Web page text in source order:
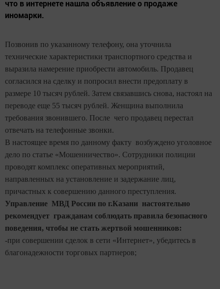
что в интернете нашла объявление о продаже
иномарки.
Позвонив по указанному телефону, она уточнила
технические характеристики транспортного средства и
выразила намерение приобрести автомобиль. Продавец
согласился на сделку и попросил внести предоплату в
размере 10 тысяч рублей. Затем связавшись снова, настоял на
переводе еще 55 тысяч рублей. Женщина выполнила
требования звонившего. После чего продавец перестал
отвечать на телефонные звонки.
В настоящее время по данному факту возбуждено уголовное
дело по статье «Мошенничество». Сотрудники полиции
проводят комплекс оперативных мероприятий,
направленных на установление и задержание лиц,
причастных к совершению данного преступления.
Управление МВД России по г.Казани настоятельно
рекомендует гражданам соблюдать правила безопасного
поведения, чтобы не стать жертвой мошенников:
-при совершении сделок в сети «Интернет», убедитесь в
благонадежности торговых партнеров;